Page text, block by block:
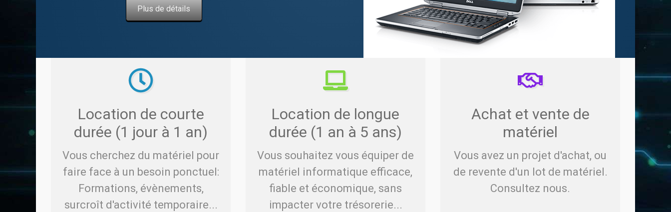
Plus de détails
Location de courte
durée (1 jour à 1 an)
Vous cherchez du matériel pour
faire face à un besoin ponctuel:
Formations, évènements,
surcroît d'activité temporaire...
Location de longue
durée (1 an à 5 ans)
Vous souhaitez vous équiper de
matériel informatique efficace,
fiable et économique, sans
impacter votre trésorerie...
Achat et vente de
matériel
Vous avez un projet d'achat, ou
de revente d'un lot de matériel.
Consultez nous.